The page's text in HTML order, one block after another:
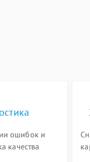
ошибок и
качества
линейки.